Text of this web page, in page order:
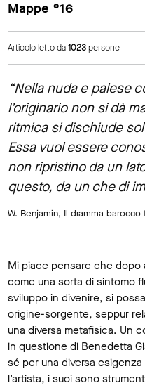
Mappe °16
Articolo letto da1023persone
“Nella nuda e palese
l’originario non si dà
ritmica si dischiude
Essa vuol essere
non ripristino da un
questo, da un che di
W. Benjamin, Il dramma
Mi piace pensare che dopo
come una sorta di sintomo
sviluppo in divenire, si
origine-sorgente, seppur
una diversa metafisica. Un
in questione di Benedetta
sé per una diversa
l’artista, i suoi sono